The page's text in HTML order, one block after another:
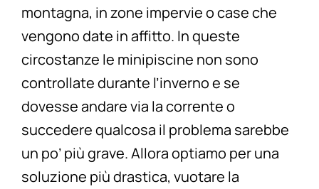
montagna, in zone impervie o case che
vengono date in affitto. In queste
circostanze le minipiscine non sono
controllate durante l’inverno e se
dovesse andare via la corrente o
succedere qualcosa il problema sarebbe
un po’ più grave. Allora optiamo per una
soluzione più drastica, vuotare la